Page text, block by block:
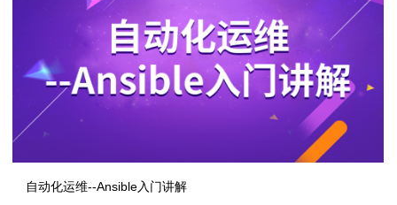
自动化运维--Ansible入门讲解